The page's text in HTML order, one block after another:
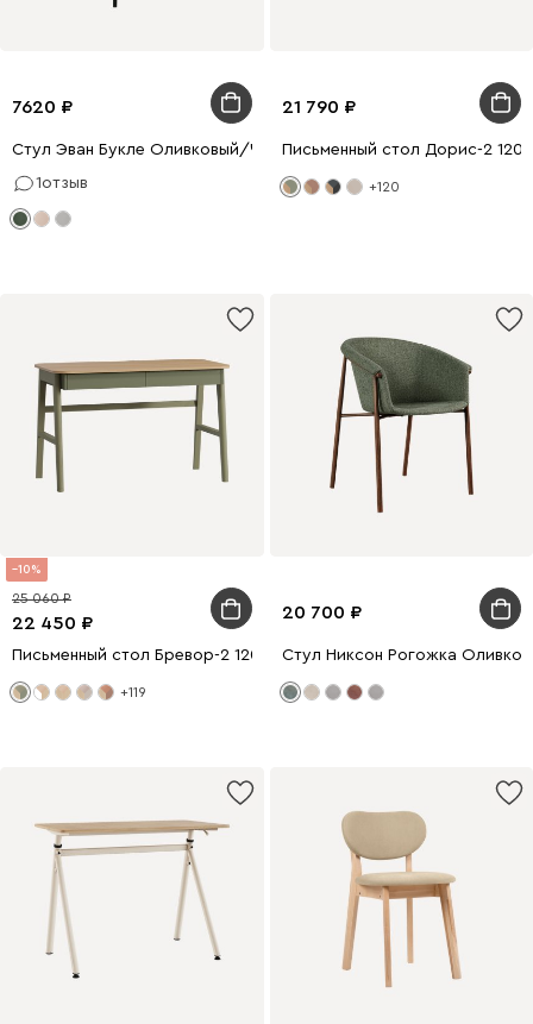
7620
Стул Эван Букле Оливковый/Черный
1отзыв
21 790
Письменный стол Дорис-2
+120
10
22 450
25 060
Письменный стол Бревор-2 120x60 Дуб Барбера/Оливковый
+119
20 700
Стул Никсон Рогожка